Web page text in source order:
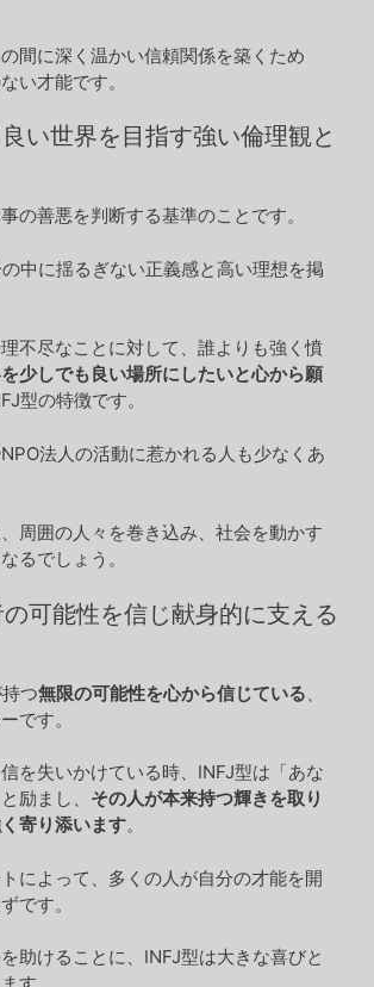
間に深く温かい信頼関係を築くため
い才能です。
い世界を目指す強い倫理観と
の善悪を判断する基準のことです。
中に揺るぎない正義感と高い理想を掲
不尽なことに対して、誰よりも強く憤
少しでも良い場所にしたいと心から願
型の特徴です。
法人の活動に惹かれる人も少なくあ
周囲の人々を巻き込み、社会を動かす
るでしょう。
可能性を信じ献身的に支える
つ無限の可能性を心から信じている、
です。
を失いかけている時、INFJ型は「あな
励まし、 その人が本来持つ輝きを取り
寄り添います。
によって、多くの人が自分の才能を開
です。
助けることに、INFJ型は大きな喜びと